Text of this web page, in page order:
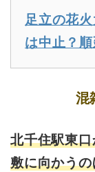
足立の花
は中止？順
混
北千住駅東
敷に向かう